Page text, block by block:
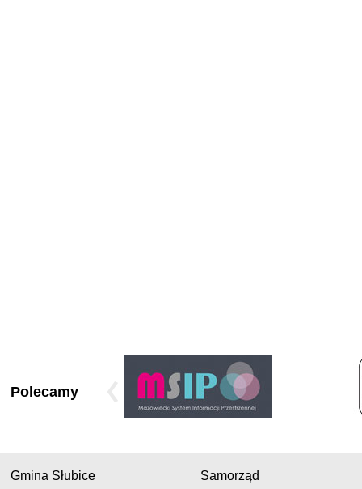
Polecamy
Gmina Słubice Samorząd